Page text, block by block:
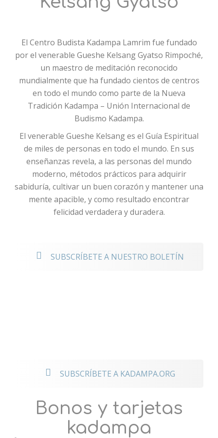
El Centro Budista Kadampa Lamrim fue fundado
por el venerable Gueshe Kelsang Gyatso Rimpoché,
un maestro de meditación reconocido
mundialmente que ha fundado cientos de centros
en todo el mundo como parte de la Nueva
Tradición Kadampa – Unión Internacional de
Budismo Kadampa.
El venerable Gueshe Kelsang es el Guía Espiritual
de miles de personas en todo el mundo. En sus
enseñanzas revela, a las personas del mundo
moderno, métodos prácticos para adquirir
sabiduría, cultivar un buen corazón y mantener una
mente apacible, y como resultado encontrar
felicidad verdadera y duradera.
SUBSCRÍBETE A NUESTRO BOLETÍN
SUBSCRÍBETE A KADAMPA.ORG
Bonos y tarjetas
kadampa